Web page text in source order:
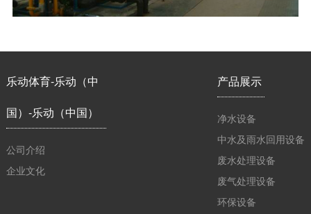
乐动体育-乐动（中
国）-乐动（中国）
公司介绍
企业文化
产品展示
净水设备
中水及雨水回用设备
废水处理设备
废气处理设备
环保设备